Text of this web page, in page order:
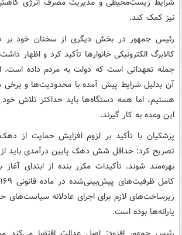
نیز کمک کند.
رئیس جمهور در بخش دیگری از سخنان خود بر
کالابرگ الکترونیکی خانوارها تأکید کرد و اظهار
جمله تعهداتی است که دولت به مردم داده است.
آن بدلیل شرایط پیش آمده با محدودیت‌ها و برخی
هستیم، اما همه دستگاه‌ها باید حداکثر تلاش
این وعده به کار گیرند.
پزشکیان با تأکید بر لزوم افزایش حمایت از
تصریح کرد: حداقل شش دهک پایین درآمدی باید از
بهره‌مند شوند. تأکیدات مکرر بنده از ابتدای
زیرساخت‌های لازم برای اجرای عادلانه سیاست‌های
یارانه‌ها بوده است.